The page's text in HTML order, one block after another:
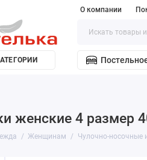
О компании
женские 4 размер
Женщинам Чулочно-носочные